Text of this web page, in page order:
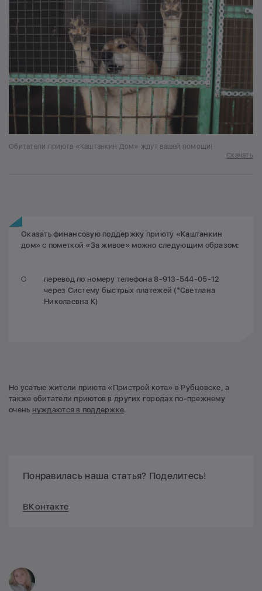
Обитатели приюта «Каштанкин Дом» ждут вашей помощи!
Скачать
Оказать финансовую поддержку приюту «Каштанкин
дом» с пометкой «За живое» можно следующим образом:
перевод по номеру телефона 8-913-544-05-12
через Систему быстрых платежей (*Светлана
Николаевна К)
Но усатые жители приюта «Пристрой кота» в Рубцовске, а
также обитатели приютов в других городах по-прежнему
очень нуждаются в поддержке.
Понравилась наша статья? Поделитесь!
ВКонтакте